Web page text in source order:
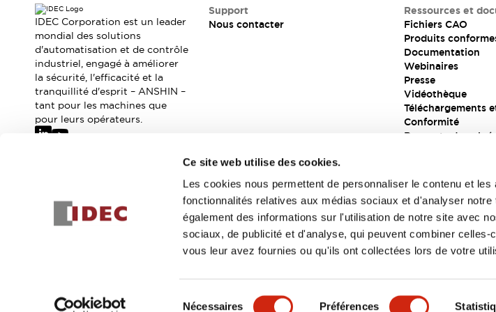
Ce site web utilise des cookies.
Les cookies nous permettent de personnaliser le contenu et les
fonctionnalités relatives aux médias sociaux et d'analyser notre
également des informations sur l'utilisation de notre site avec
sociaux, de publicité et d'analyse, qui peuvent combiner
vous leur avez fournies ou qu'ils ont collectées lors de votre
Nécessaires Préférences
Lois et normes relatives à la sécurité
Cours sur l'équipement de sécurité
Tout explorer
Tout explorer
Ressources
Fichiers CAO
Produits conformes aux normes
Documentation
Rapports de vulnérabilité
Outils de sélection
Nous contacter
IDEC Corporation est un leader
mondial des solutions
d'automatisation et de contrôle
industriel, engagé à améliorer
la sécurité, l'efficacité et la
tranquillité d'esprit – ANSHIN –
tant pour les machines que
pour leurs opérateurs.
Support
Nous contacter
Ressources et
Fichiers CAO
Produits
Documentation
Webinaires
Presse
Vidéothèque
Téléchargements
Conformité
Rapports de
Inscrivez-vous
Politique de confidentialitéConditions générales